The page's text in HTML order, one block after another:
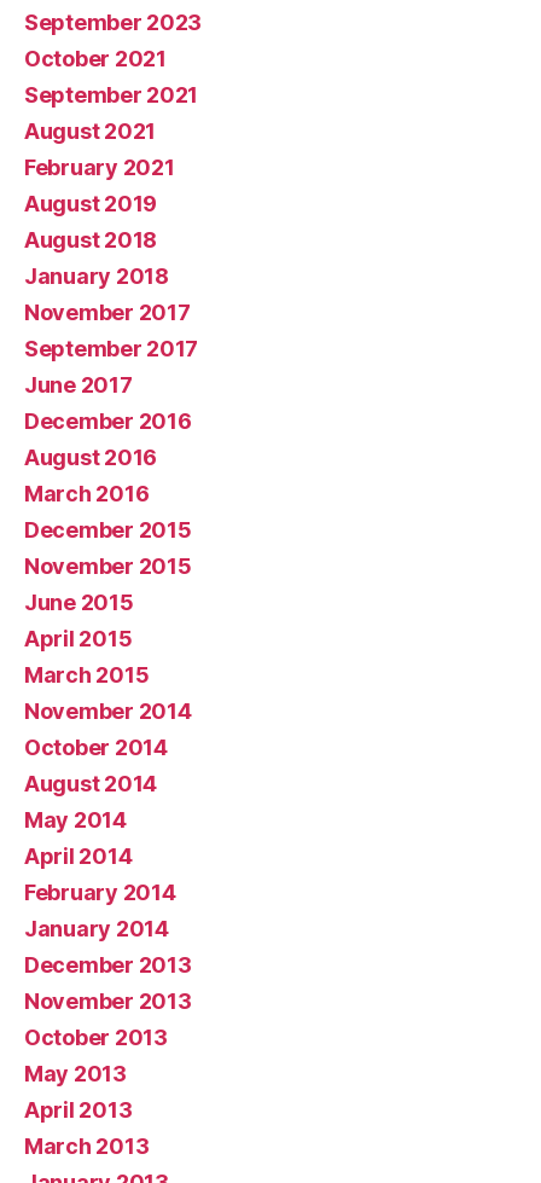
September 2023
October 2021
September 2021
August 2021
February 2021
August 2019
August 2018
January 2018
November 2017
September 2017
June 2017
December 2016
August 2016
March 2016
December 2015
November 2015
June 2015
April 2015
March 2015
November 2014
October 2014
August 2014
May 2014
April 2014
February 2014
January 2014
December 2013
November 2013
October 2013
May 2013
April 2013
March 2013